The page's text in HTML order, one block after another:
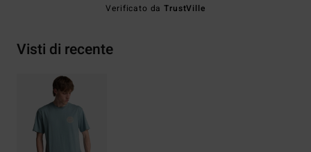
Verificato daTrustVille
Visti di recente